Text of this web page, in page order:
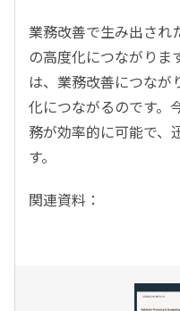
業務改善で生み出され
の高度化につながりま
は、業務改善につなが
化につながるのです。
務が効率的に可能で、
す。
関連資料：